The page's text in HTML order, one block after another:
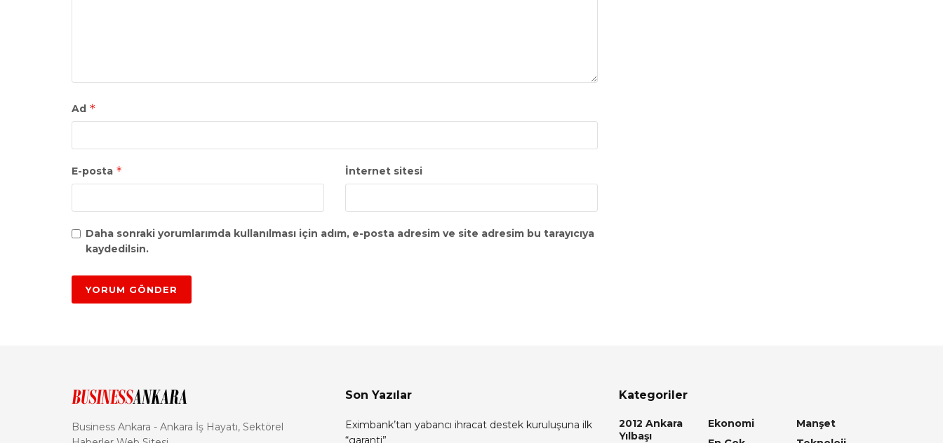
Ad *
E-posta * İnternet sitesi
Daha sonraki yorumlarımda kullanılması için adım, e-posta adresim ve site adresim bu tarayıcıya
kaydedilsin.
Business Ankara - Ankara İş Hayatı, Sektörel
Son Yazılar
Eximbank’tan yabancı ihracat destek kuruluşuna ilk
“garanti”
Kategoriler
2012 Ankara
Yılbaşı
Ekonomi
Manşet